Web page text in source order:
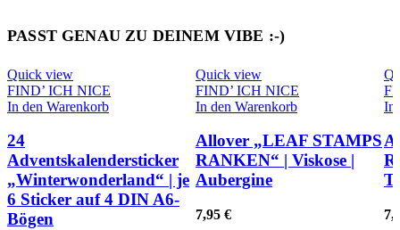
PASST GENAU ZU DEINEM VIBE :-)
Quick view
FIND’ ICH NICE
In den Warenkorb
24
Adventskalendersticker
„Winterwonderland“ | je
6 Sticker auf 4 DIN A6-
Bögen
Quick view
FIND’ ICH NICE
In den Warenkorb
Allover „LEAF STAMPS
RANKEN“ | Viskose |
Aubergine
7,95 €
In